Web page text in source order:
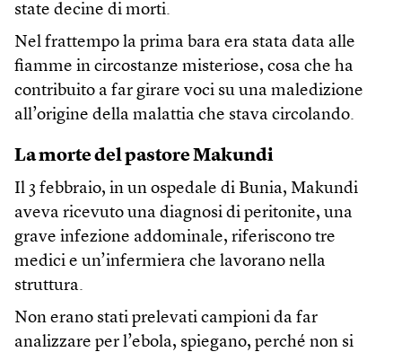
state decine di morti.
Nel frattempo la prima bara era stata data alle
fiamme in circostanze misteriose, cosa che ha
contribuito a far girare voci su una maledizione
all’origine della malattia che stava circolando.
La morte del pastore Makundi
Il 3 febbraio, in un ospedale di Bunia, Makundi
aveva ricevuto una diagnosi di peritonite, una
grave infezione addominale, riferiscono tre
medici e un’infermiera che lavorano nella
struttura.
Non erano stati prelevati campioni da far
analizzare per l’ebola, spiegano, perché non si